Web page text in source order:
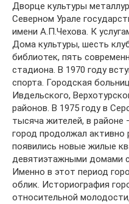
Дворце культуры
Северном Урале
имени А.П.Чехова. К
Дома культуры, шесть
библиотек, пять
стадиона. В 1970 году
спорта. Городская
Ивдельского,
районов. В 1975 году в
тысяча жителей, в районе
город продолжал активно
появились новые жилые
девятиэтажными домами
Именно в этот период
облик. Историография
относительной